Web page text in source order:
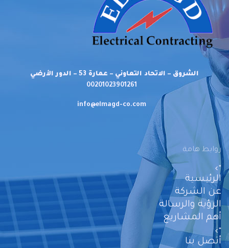
الشروق – الاتحاد التعاوني – عمارة 53 – الدور الأرضي
info@elmagd-co.com
روابط هامة
">
الرئيسية
عن الشركة
الرؤية والرسالة
أهم المشاريع
">
أتصل بنا